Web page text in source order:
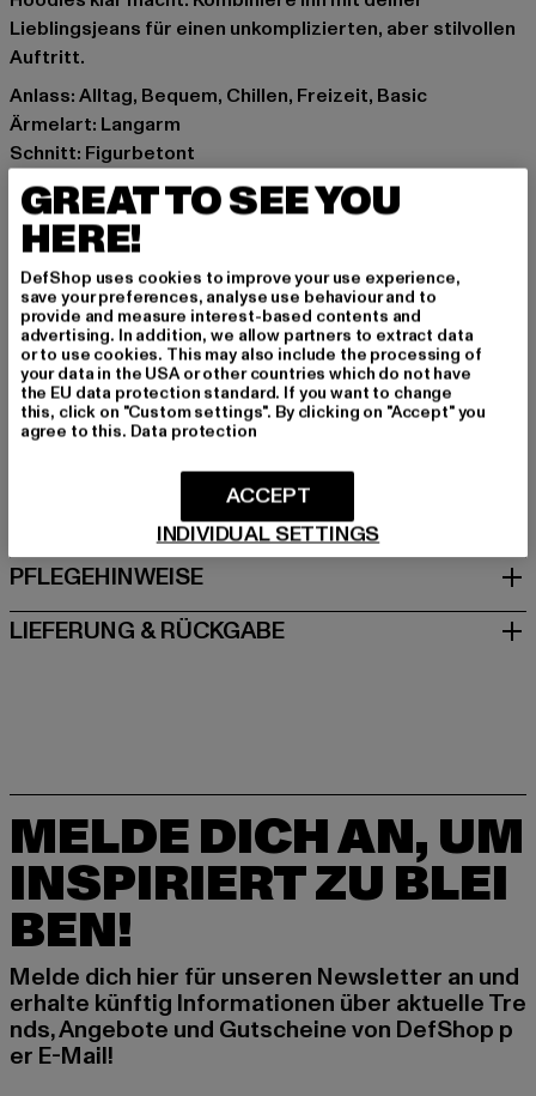
Lieblingsjeans für einen unkomplizierten, aber stilvollen
Auftritt.
Anlass: Alltag, Bequem, Chillen, Freizeit, Basic
Ärmelart: Langarm
Schnitt: Figurbetont
Marke: Lonsdale London
Kat.: Sweat & Fleece - Hoodies
Farbe: grau, blau
Hersteller Farbe: marl grey light/pastel blue
Materialzusammensetzung: 80% Baumwolle, 20%
Polyester
Art.Nr: 117263-21828
Hersteller: Punch GmbH |info@punch-gmbh.de
Im Taubental 15a | 41468 Neuss | DE
GRÖSSE & PASSFORM
PFLEGEHINWEISE
LIEFERUNG & RÜCKGABE
MELDE DICH AN, UM
INSPIRIERT ZU BLEI
BEN!
Melde dich hier für unseren Newsletter an und
erhalte künftig Informationen über aktuelle Tre
nds, Angebote und Gutscheine von DefShop p
er E-Mail!
GREAT TO SEE YOU
HERE!
DefShop uses cookies to improve your use experience,
save your preferences, analyse use behaviour and to
provide and measure interest-based contents and
advertising. In addition, we allow partners to extract data
or to use cookies. This may also include the processing of
your data in the USA or other countries which do not have
the EU data protection standard. If you want to change
this, click on "Custom settings". By clicking on "Accept" you
agree to this. Data protection
INDIVIDUAL SETTINGS
ACCEPT